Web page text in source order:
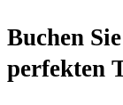
Buchen
perfekten